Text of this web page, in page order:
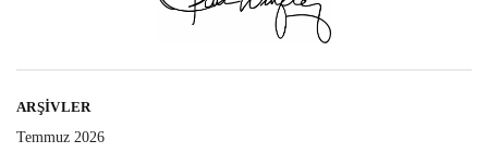
ARŞIVLER
Temmuz 2026